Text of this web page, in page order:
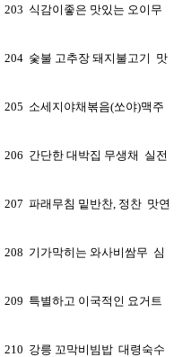
203 식감이좋은 맛있는 오이무
204 숯불 고추장 돼지불고기 맛
205 소세지야채볶음(쏘야)맥주
206 간단한 대박집 무생채 실전
207 파래무침 밑반찬, 정찬 맛연
208 기가막히는 와사비쌈무 심
209 특별하고 이국적인 요거트
210 강릉 꼬막비빔밥 대령숙수